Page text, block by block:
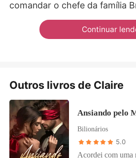
comandar o chefe da família
Continuar
Outros livros de Claire
Ansiando pelo
Bilionários
5.0
Acordei com uma